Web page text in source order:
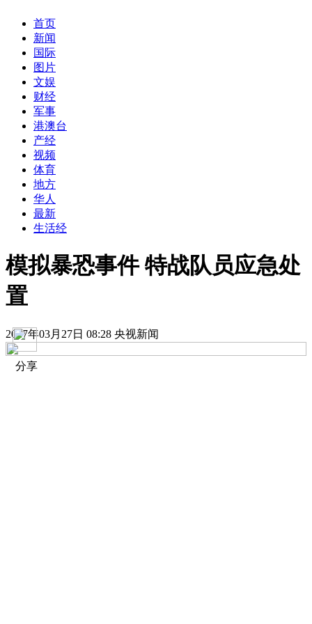
首页
新闻
国际
图片
文娱
财经
军事
港澳台
产经
视频
体育
地方
华人
最新
生活经
模拟暴恐事件 特战队员应急处
置
2017年03月27日 08:28 央视新闻
分享